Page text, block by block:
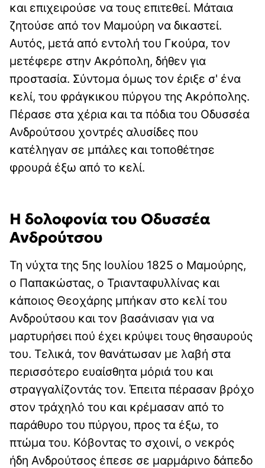
και επιχειρούσε να τους επιτεθεί. Μάταια
ζητούσε από τον Μαμούρη να δικαστεί.
Αυτός, μετά από εντολή του Γκούρα, τον
μετέφερε στην Ακρόπολη, δήθεν για
προστασία. Σύντομα όμως τον έριξε σ' ένα
κελί, του φράγκικου πύργου της Ακρόπολης.
Πέρασε στα χέρια και τα πόδια του Οδυσσέα
Ανδρούτσου χοντρές αλυσίδες που
κατέληγαν σε μπάλες και τοποθέτησε
φρουρά έξω από το κελί.
Η δολοφονία του Οδυσσέα
Ανδρούτσου
Τη νύχτα της 5ης Ιουλίου 1825 ο Μαμούρης,
ο Παπακώστας, ο Τριανταφυλλίνας και
κάποιος Θεοχάρης μπήκαν στο κελί του
Ανδρούτσου και τον βασάνισαν για να
μαρτυρήσει πού έχει κρύψει τους θησαυρούς
του. Τελικά, τον θανάτωσαν με λαβή στα
περισσότερο ευαίσθητα μόριά του και
στραγγαλίζοντάς τον. Έπειτα πέρασαν βρόχο
στον τράχηλό του και κρέμασαν από το
παράθυρο του πύργου, προς τα έξω, το
πτώμα του. Κόβοντας το σχοινί, ο νεκρός
ήδη Ανδρούτσος έπεσε σε μαρμάρινο δάπεδο